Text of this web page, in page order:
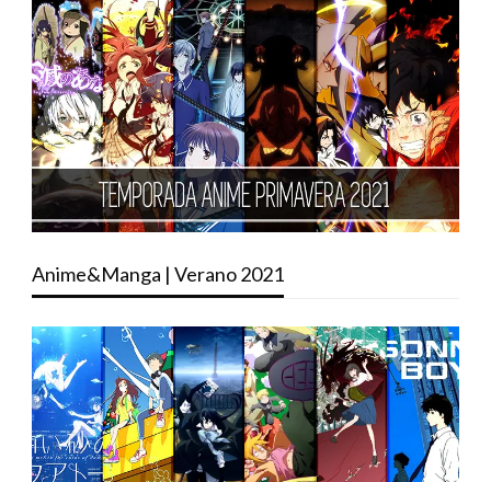
Anime&Manga | Verano 2021